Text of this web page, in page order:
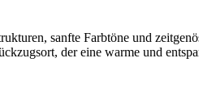
sanfte Farbtöne und
der eine warme und